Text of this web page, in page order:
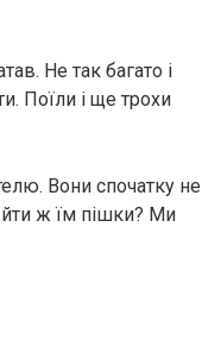
Не так багато і
Поїли і ще трохи
Вони спочатку не
ж їм пішки? Ми